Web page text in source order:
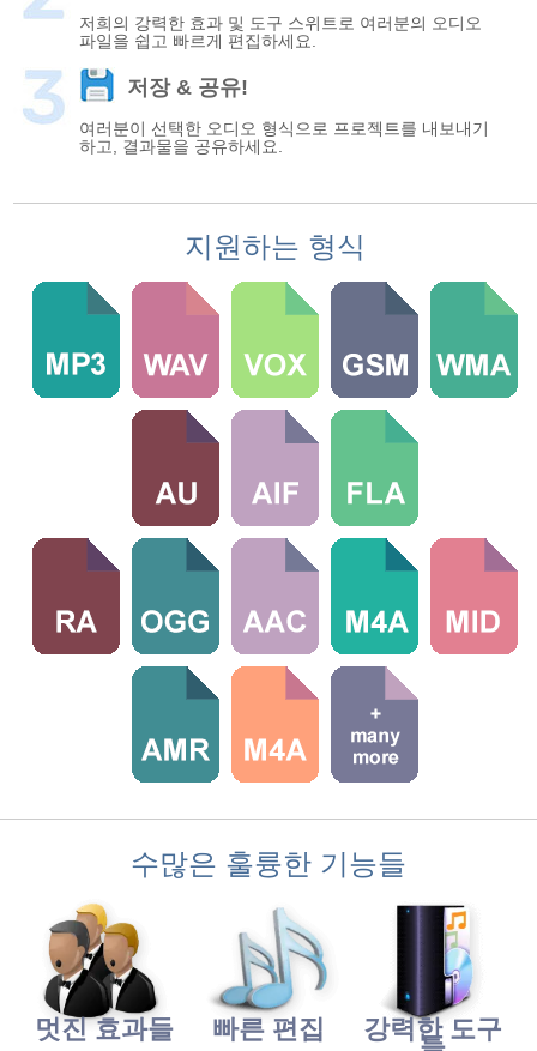
저희의 강력한 효과 및 도구 스위트로 여러분의 오디오
파일을 쉽고 빠르게 편집하세요.
저장 & 공유!
여러분이 선택한 오디오 형식으로 프로젝트를 내보내기
하고, 결과물을 공유하세요.
지원하는 형식
수많은 훌륭한 기능들
멋진 효과들 빠른 편집 강력한 도구